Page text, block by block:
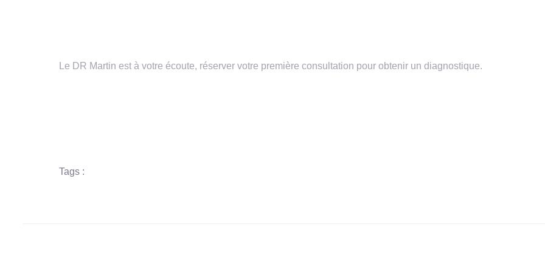
Le DR Martin est à votre écoute, réserver votre première consultation pour obtenir un diagnostique.
Tags :